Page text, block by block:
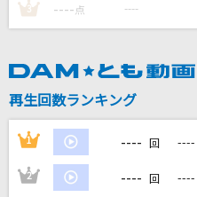
月光
[生音]あー夏休み
TUBE(チューブ)
3 ---- 点 ----
再生回数ランキング
1 ---- 回 ----
2 ---- 回 ----